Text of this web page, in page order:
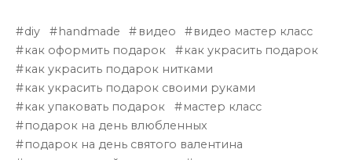
diy handmade видео
видео мастер класс
как оформить подарок
как украсить подарок
как украсить подарок нитками
как украсить подарок своими руками
как упаковать подарок
мастер класс
подарок на день влюбленных
подарок на день святого валентина